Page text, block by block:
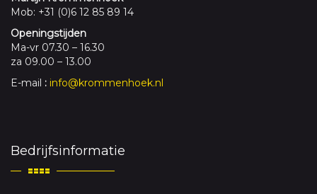
Mob: +31 (0)6 12 85 89 14
Openingstijden
Ma-vr 07.30 – 16.30
za 09.00 – 13.00
E-mail : info@krommenhoek.nl
Bedrijfsinformatie